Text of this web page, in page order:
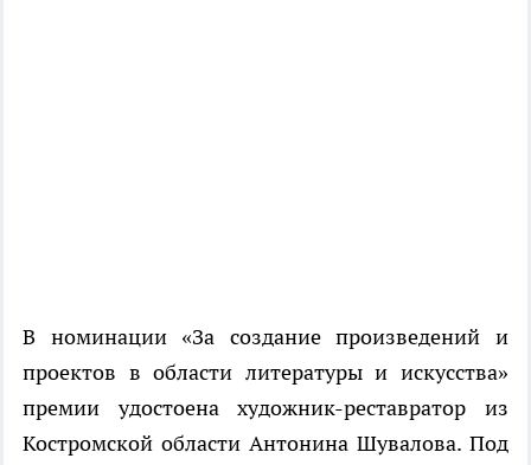
В номинации «За создание произведений и
проектов в области литературы и искусства»
премии удостоена художник-реставратор из
Костромской области Антонина Шувалова. Под